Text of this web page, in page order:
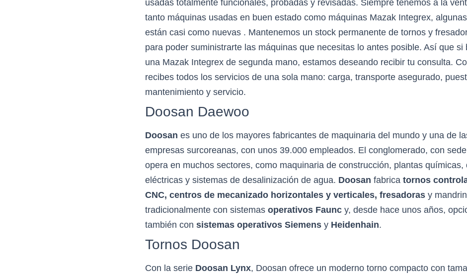
usadas totalmente funcionales, probadas y revisadas. Siempre tenemos a la
tanto máquinas usadas en buen estado como máquinas Mazak Integrex,
están casi como nuevas . Mantenemos un stock permanente de tornos y
para poder suministrarte las máquinas que necesitas lo antes posible. Así que si
una Mazak Integrex de segunda mano, estamos deseando recibir tu consulta.
recibes todos los servicios de una sola mano: carga, transporte asegurado,
mantenimiento y servicio.
Doosan Daewoo
Doosan es uno de los mayores fabricantes de maquinaria del mundo y una de
empresas surcoreanas, con unos 39.000 empleados. El conglomerado, con
opera en muchos sectores, como maquinaria de construcción, plantas químicas,
eléctricas y sistemas de desalinización de agua. Doosan fabrica tornos
CNC, centros de mecanizado horizontales y verticales, fresadoras y
tradicionalmente con sistemas operativos Faunc y, desde hace unos años,
también con sistemas operativos Siemens y Heidenhain.
Tornos Doosan
Con la serie Doosan Lynx, Doosan ofrece un moderno torno compacto con